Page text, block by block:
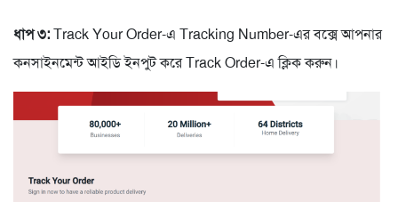
ধাপ ৩:Track Your Order-এ Tracking Number-এর বক্সে আপনার
কনসাইনমেন্ট আইডি ইনপুট করে Track Order-এ ক্লিক করুন।